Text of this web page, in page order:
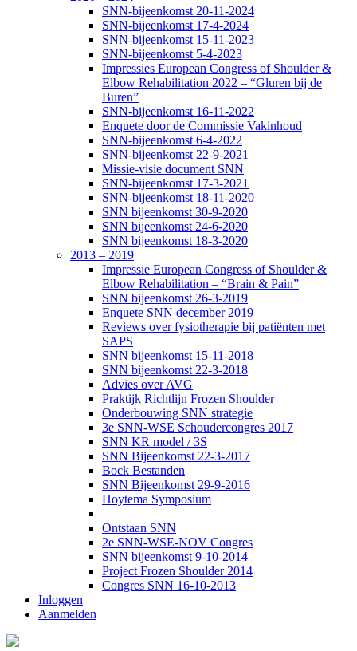
SNN-bijeenkomst 20-11-2024
SNN-bijeenkomst 17-4-2024
SNN-bijeenkomst 15-11-2023
SNN-bijeenkomst 5-4-2023
Impressies European Congress of Shoulder &
Elbow Rehabilitation 2022 – “Gluren bij de
Buren”
SNN-bijeenkomst 16-11-2022
Enquete door de Commissie Vakinhoud
SNN-bijeenkomst 6-4-2022
SNN-bijeenkomst 22-9-2021
Missie-visie document SNN
SNN-bijeenkomst 17-3-2021
SNN-bijeenkomst 18-11-2020
SNN bijeenkomst 30-9-2020
SNN bijeenkomst 24-6-2020
SNN bijeenkomst 18-3-2020
2013 – 2019
Impressie European Congress of Shoulder &
Elbow Rehabilitation – “Brain & Pain”
SNN bijeenkomst 26-3-2019
Enquete SNN december 2019
Reviews over fysiotherapie bij patiënten met
SAPS
SNN bijeenkomst 15-11-2018
SNN bijeenkomst 22-3-2018
Advies over AVG
Praktijk Richtlijn Frozen Shoulder
Onderbouwing SNN strategie
3e SNN-WSE Schoudercongres 2017
SNN KR model / 3S
SNN Bijeenkomst 22-3-2017
Bock Bestanden
SNN Bijeenkomst 29-9-2016
Hoytema Symposium
Ontstaan SNN
2e SNN-WSE-NOV Congres
SNN bijeenkomst 9-10-2014
Project Frozen Shoulder 2014
Congres SNN 16-10-2013
Inloggen
Aanmelden